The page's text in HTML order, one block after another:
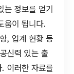
는 정보를 얻기
움이 됩니다.
, 업계 현황 등
신력 있는 출
이러한 자료를